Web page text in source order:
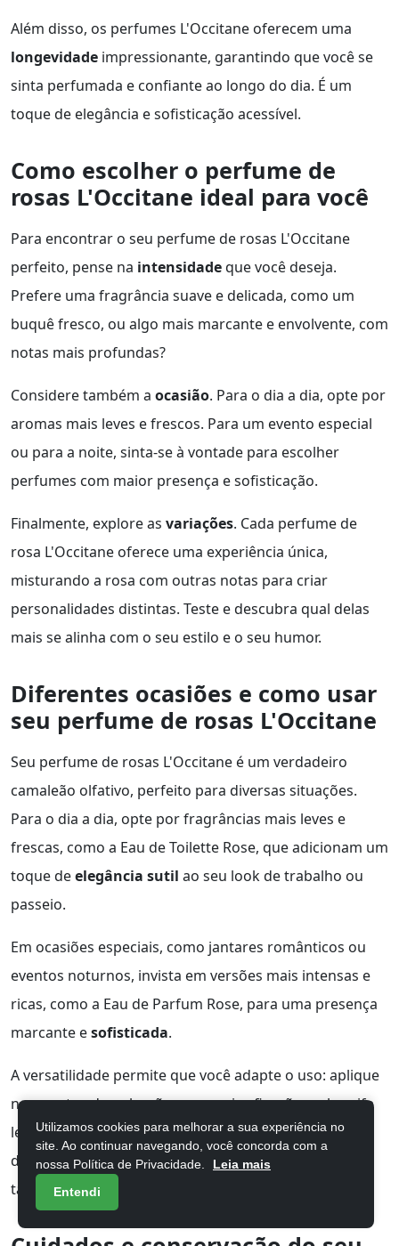
Além disso, os perfumes L'Occitane oferecem uma
longevidade impressionante, garantindo que você se
sinta perfumada e confiante ao longo do dia. É um
toque de elegância e sofisticação acessível.
Como escolher o perfume de
rosas L'Occitane ideal para você
Para encontrar o seu perfume de rosas L'Occitane
perfeito, pense na intensidadeque você deseja.
Prefere uma fragrância suave e delicada, como um
buquê fresco, ou algo mais marcante e envolvente, com
notas mais profundas?
Considere também a ocasião. Para o dia a dia, opte por
aromas mais leves e frescos. Para um evento especial
ou para a noite, sinta-se à vontade para escolher
perfumes com maior presença e sofisticação.
Finalmente, explore as variações. Cada perfume de
rosa L'Occitane oferece uma experiência única,
misturando a rosa com outras notas para criar
personalidades distintas. Teste e descubra qual delas
mais se alinha com o seu estilo e o seu humor.
Diferentes ocasiões e como usar
seu perfume de rosas L'Occitane
Seu perfume de rosas L'Occitane é um verdadeiro
camaleão olfativo, perfeito para diversas situações.
Para o dia a dia, opte por fragrâncias mais leves e
frescas, como a Eau de Toilette Rose, que adicionam um
toque deelegância sutil ao seu look de trabalho ou
passeio.
Em ocasiões especiais, como jantares românticos ou
eventos noturnos, invista em versões mais intensas e
ricas, como a Eau de Parfum Rose, para uma presença
marcante esofisticada.
A versatilidade permite que você adapte o uso: aplique
nos pontos de pulsação para maior fixação ou borrife
levemente nas roupas para um aroma mais difuso e
duradouro. Uma borrifada estratégica no cabelo
também garante um rastro
Utilizamos cookies para melhorar a sua experiência no
site. Ao continuar navegando, você concorda com a
nossa Política de Privacidade.
Leia mais
Entendi